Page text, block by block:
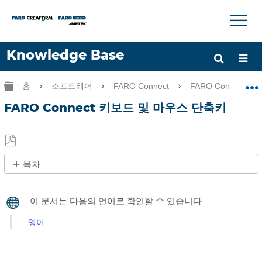
Knowledge Base
언어
도움 받기 로그인
×
글로벌 계층 확장/축소
홈 소프트웨어 FARO Connect FARO Connect
FARO Connect 키보드 및 마우스 단축키
PDF
로
장
목차
제
없
영어